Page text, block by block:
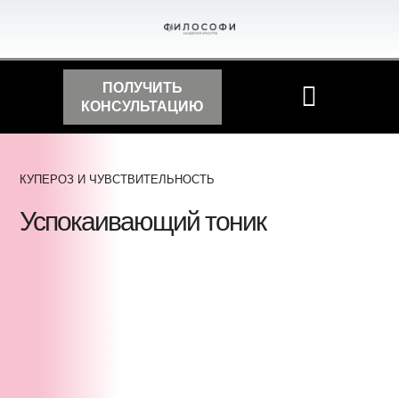
ПОЛУЧИТЬ
КОНСУЛЬТАЦИЮ
КУПЕРОЗ И ЧУВСТВИТЕЛЬНОСТЬ
Успокаивающий тоник